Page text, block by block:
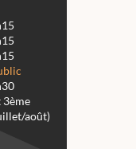
3ème
août)